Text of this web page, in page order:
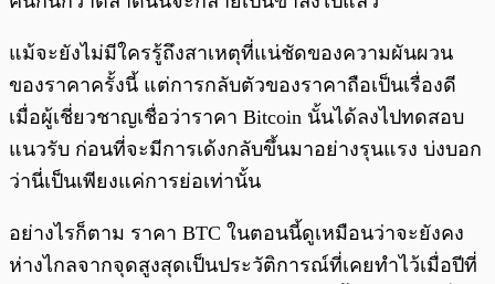
แม้จะยังไม่มีใครรู้ถึงสาเหตุที่แน่ชัดของความผันผวน
ของราคาครั้งนี้ แต่การกลับตัวของราคาถือเป็นเรื่องดี
เมื่อผู้เชี่ยวชาญเชื่อว่าราคา Bitcoin นั้นได้ลงไปทดสอบ
แนวรับ ก่อนที่จะมีการเด้งกลับขึ้นมาอย่างรุนแรง บ่งบอก
ว่านี่เป็นเพียงแค่การย่อเท่านั้น
อย่างไรก็ตาม ราคา BTC ในตอนนี้ดูเหมือนว่าจะยังคง
ห่างไกลจากจุดสูงสุดเป็นประวัติการณ์ที่เคยทำไว้เมื่อปีที่